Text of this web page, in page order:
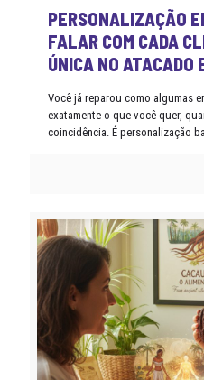
PERSONALIZAÇÃO
FALAR COM CADA
ÚNICA NO ATACADO
Você já reparou como algumas
exatamente o que você quer,
coincidência. É personalização